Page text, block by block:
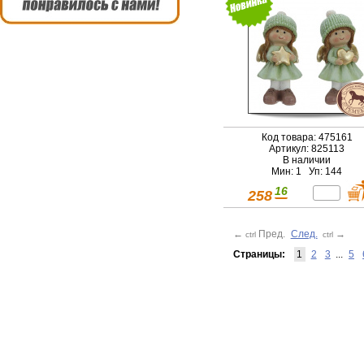
Код товара: 475161
Артикул: 825113
В наличии
Мин: 1 Уп: 144
258 16
← ctrl Пред. След. ctrl →
Страницы:
1 2 3 ... 5